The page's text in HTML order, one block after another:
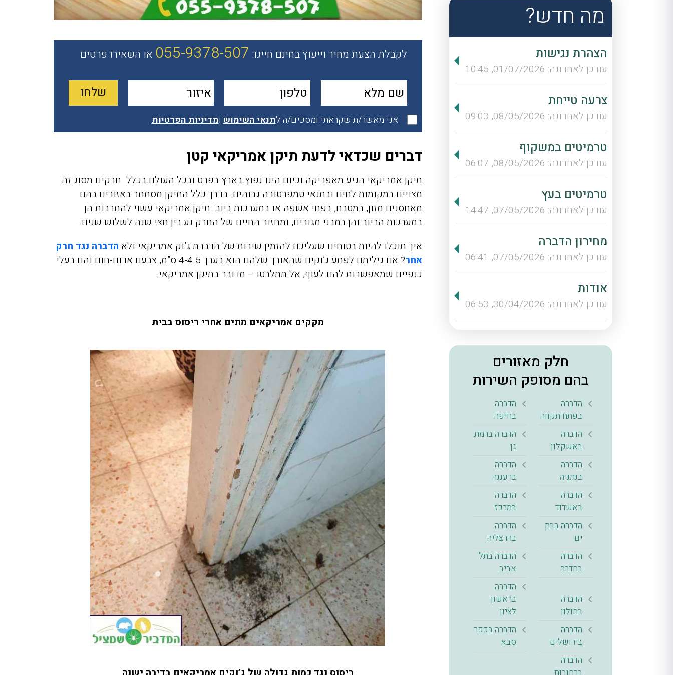
מה חדש?
הצהרת נגישות
עודכן לאחרונה: 01/07/2026, 10:45
צרעה טייחת
עודכן לאחרונה: 08/05/2026, 09:03
טרמיטים במשקוף
עודכן לאחרונה: 08/05/2026, 06:07
טרמיטים בעץ
עודכן לאחרונה: 07/05/2026, 14:47
מחירון הדברה
עודכן לאחרונה: 07/05/2026, 06:41
אודות
עודכן לאחרונה: 30/04/2026, 06:53
חלק מאזורים
בהם מסופק השירות
הדברה
בפתח תקווה
הדברה
בחיפה
הדברה
באשקלון
הדברה ברמת
גן
הדברה
בנתניה
הדברה
ברעננה
הדברה
באשדוד
הדברה
במרכז
הדברה בבת
ים
הדברה
בהרצליה
הדברה
בחדרה
הדברה בתל
אביב
הדברה
בחולון
הדברה
בראשון
לציון
הדברה
בירושלים
הדברה בכפר
סבא
הדברה
לקבלת הצעת מחיר וייעוץ בחינם חייגו: 055-9378-507 או השאירו פרטים
אני מאשר/ת שקראתי ומסכים/ה לתנאי השימושומדיניות הפרטיות
דברים שכדאי לדעת תיקן אמריקאי קטן
תיקן אמריקאי הגיע מאפריקה וכיום הינו נפוץ בארץ בפרט ובכל העולם בכלל. חרקים מסוג זה
מצויים במקומות לחים ובתנאי טמפרטורה גבוהים. בדרך כלל התיקן מסתתר באזורים בהם
מאחסנים מזון, במטבח, בפחי אשפה או במערכות ביוב. תיקן אמריקאי עשוי להתרבות הן
במערכות הביוב והן במבני מגורים, ומחזור החיים של החרק נע בין חצי שנה לשלוש שנים.
איך תוכלו להיות בטוחים שעליכם להזמין שירות של הדברת ג’וק אמריקאי ולא הדברה נגד חרק
אחר
? אם גיליתם לפתע ג’וקים שהאורך שלהם הוא בערך 4-4.5 ס”מ, צבעם אדום-חום והם בעלי
כנפיים שמאפשרות להם לעוף, אל תתלבטו – מדובר בתיקן אמריקאי.
מקקים אמריקאים מתים אחרי ריסוס בבית